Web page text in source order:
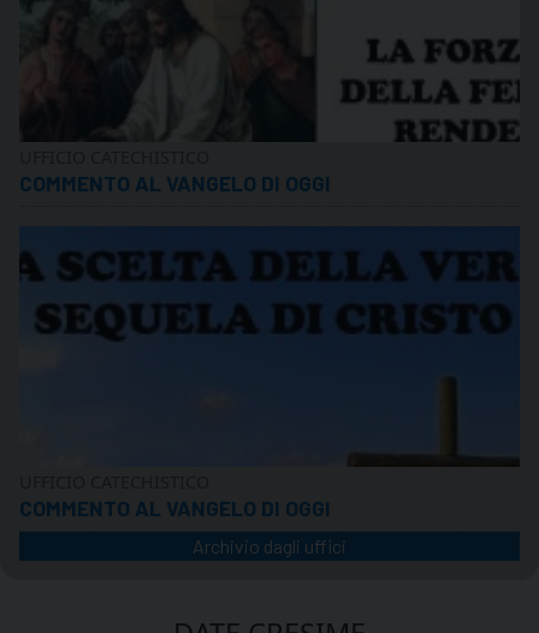
COMMENTO AL VANGELO DI OGGI
COMMENTO AL VANGELO DI OGGI
Archivio dagli uffici